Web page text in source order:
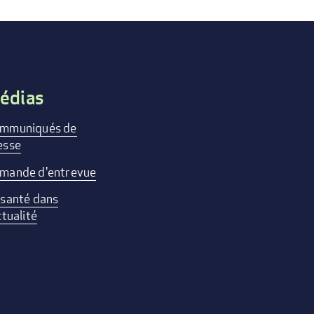
de
d'entrevue
dans